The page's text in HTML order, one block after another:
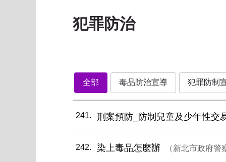
犯罪防治
全部 毒品防治宣導 犯罪防制
241 刑案預防_防制兒童及少年性交
242 染上毒品怎麼辦 新北市政府警